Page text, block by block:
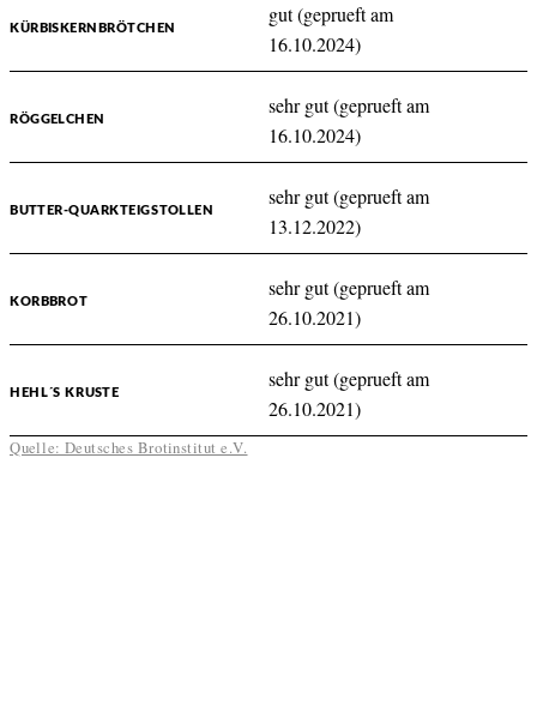
KÜRBISKERNBRÖTCHEN
gut (geprueft am
16.10.2024)
RÖGGELCHEN
sehr gut (geprueft am
16.10.2024)
BUTTER-QUARKTEIGSTOLLEN
sehr gut (geprueft am
13.12.2022)
KORBBROT
sehr gut (geprueft am
26.10.2021)
HEHL´S KRUSTE
sehr gut (geprueft am
26.10.2021)
Quelle: Deutsches Brotinstitut e.V.